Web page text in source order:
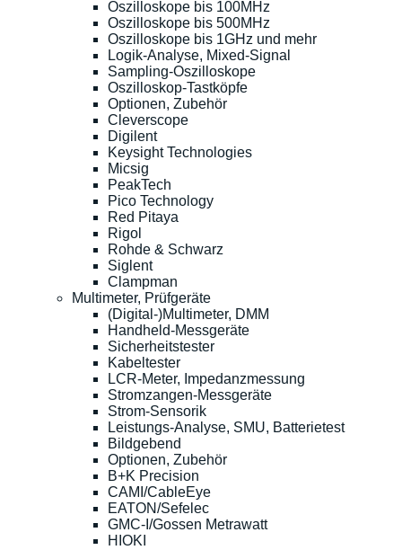
Oszilloskope bis 100MHz
Oszilloskope bis 500MHz
Oszilloskope bis 1GHz und mehr
Logik-Analyse, Mixed-Signal
Sampling-Oszilloskope
Oszilloskop-Tastköpfe
Optionen, Zubehör
Cleverscope
Digilent
Keysight Technologies
Micsig
PeakTech
Pico Technology
Red Pitaya
Rigol
Rohde & Schwarz
Siglent
Clampman
Multimeter, Prüfgeräte
(Digital-)Multimeter, DMM
Handheld-Messgeräte
Sicherheitstester
Kabeltester
LCR-Meter, Impedanzmessung
Stromzangen-Messgeräte
Strom-Sensorik
Leistungs-Analyse, SMU, Batterietest
Bildgebend
Optionen, Zubehör
B+K Precision
CAMI/CableEye
EATON/Sefelec
GMC-I/Gossen Metrawatt
HIOKI